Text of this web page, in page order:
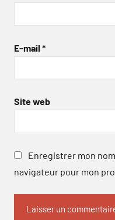
E-mail *
Site web
Enregistrer mon
navigateur pour mon